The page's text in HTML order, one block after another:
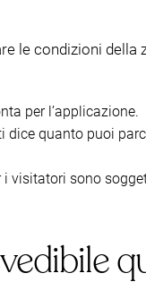
le condizioni della
per l’applicazione.
quanto puoi
visitatori sono